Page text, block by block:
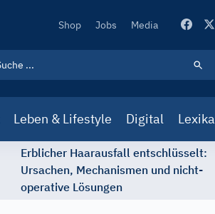
Secondary
Shop Jobs Media
Leben & Lifestyle Digital Lexika
Erblicher Haarausfall entschlüsselt:
Ursachen, Mechanismen und nicht-
operative Lösungen